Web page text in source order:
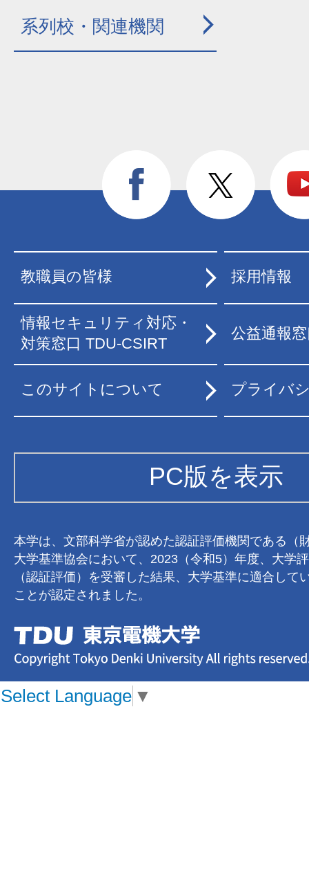
系列校・関連機関
教職員の皆様 採用情報
情報セキュリティ対応・
対策窓口 TDU-CSIRT
公益通報
このサイトについて プライバ
PC版を表示
本学は、文部科学省が認めた認証評価機関である（
大学基準協会において、2023（令和5）年度、大学
（認証評価）を受審した結果、大学基準に適合して
ことが認定されました。
Select Language ▼